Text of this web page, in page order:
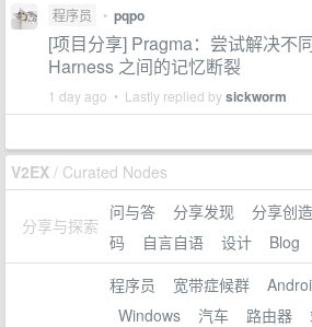
程序员 • pqpo
[项目分享] Pragma：尝试解决不
Harness 之间的记忆断裂
1 day ago • Lastly replied bysickworm
V2EX / Curated Nodes
分享与探索
问与答 分享发现 分享创造
码
自言自语 设计 Blog
程序员 宽带症候群
Windows
汽车 路由器